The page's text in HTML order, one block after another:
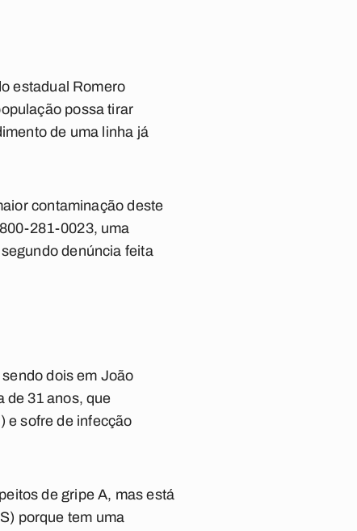
estadual Romero
possa tirar
de uma linha já
contaminação deste
281-0023, uma
denúncia feita
dois em João
de 31 anos, que
e sofre de infecção
de gripe A, mas está
porque tem uma